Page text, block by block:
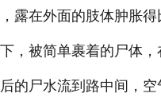
露在外面的肢体肿胀
，被简单裹着的尸体
的尸水流到路中间，